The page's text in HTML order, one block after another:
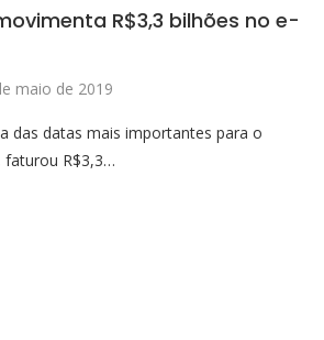
R$3,3 bilhões no e-
maio de 2019
das datas mais importantes para o
R$3,3…